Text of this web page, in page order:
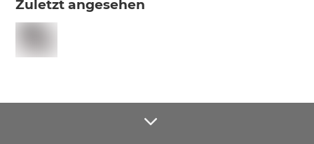
Zuletzt angesehen